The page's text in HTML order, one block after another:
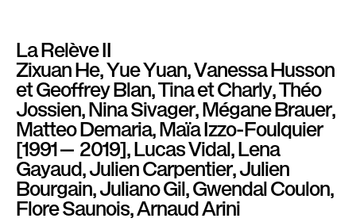
è
l
e
La Relève II
Zixuan He, Yue Yuan, Vanessa Husson
et Geoffrey Blan, Tina et Charly, Théo
Jossien, Nina Sivager, Mégane Brauer,
Matteo Demaria, Maïa Izzo-Foulquier
[1991— 2019], Lucas Vidal, Lena
Gayaud, Julien Carpentier, Julien
Bourgain, Juliano Gil, Gwendal Coulon,
Flore Saunois, Arnaud Arini